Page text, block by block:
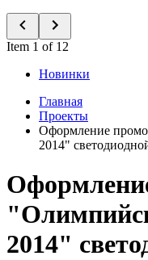
Item 1 of 12
Новинки
Главная
Проекты
Оформление
2014"
2014"